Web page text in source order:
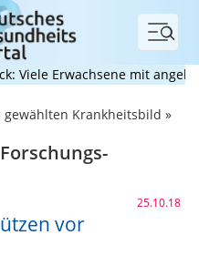
Menü
Erwachsene mit
Krankheitsbild »
25.10.18
vor